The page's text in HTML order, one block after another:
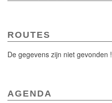
ROUTES
De gegevens zijn niet gevonden !
AGENDA